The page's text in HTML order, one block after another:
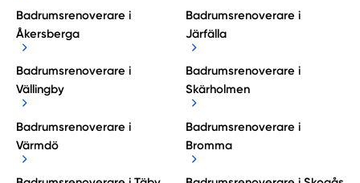
Badrumsrenoverare i
Åkersberga
Badrumsrenoverare i
Järfälla
Badrumsrenoverare i
Vällingby
Badrumsrenoverare i
Skärholmen
Badrumsrenoverare i
Värmdö
Badrumsrenoverare i
Bromma